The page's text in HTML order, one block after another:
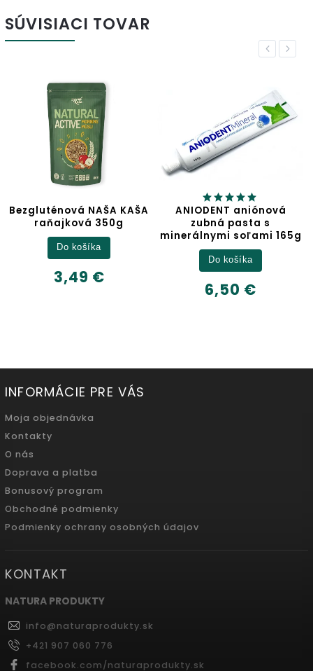
SÚVISIACI TOVAR
Previous
ANIODENT aniónová
zubná pasta s
minerálnymi soľami 165g
Do košíka
Jablčný ocot
6,32 €
Next
INFORMÁCIE PRE VÁS
Moja objednávka
Kontakty
O nás
Doprava a platba
Bonusový program
Obchodné podmienky
Podmienky ochrany osobných údajov
KONTAKT
NATURA PRODUKTY
info@naturaprodukty.sk
+421 907 060 776
facebook.com/naturaprodukty.sk